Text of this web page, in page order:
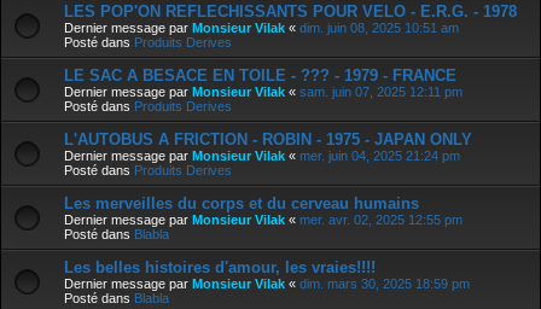
LES POP'ON REFLECHISSANTS POUR VELO - E.R.G. - 1978
Dernier message par Monsieur Vilak « dim. juin 08, 2025 10:51 am
Posté dans Produits Derives
LE SAC A BESACE EN TOILE - ??? - 1979 - FRANCE
Dernier message par Monsieur Vilak « sam. juin 07, 2025 12:11 pm
Posté dans Produits Derives
L'AUTOBUS A FRICTION - ROBIN - 1975 - JAPAN ONLY
Dernier message par Monsieur Vilak « mer. juin 04, 2025 21:24 pm
Posté dans Produits Derives
Les merveilles du corps et du cerveau humains
Dernier message par Monsieur Vilak « mer. avr. 02, 2025 12:55 pm
Posté dans Blabla
Les belles histoires d'amour, les vraies!!!!
Dernier message par Monsieur Vilak « dim. mars 30, 2025 18:59 pm
Posté dans Blabla